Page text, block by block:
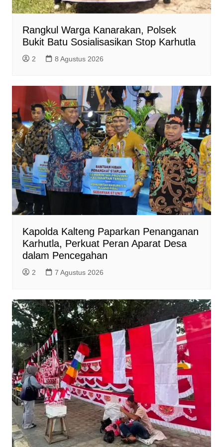
Rangkul Warga Kanarakan, Polsek
Bukit Batu Sosialisasikan Stop Karhutla
2 8 Agustus 2026
Kapolda Kalteng Paparkan Penanganan
Karhutla, Perkuat Peran Aparat Desa
dalam Pencegahan
2 7 Agustus 2026